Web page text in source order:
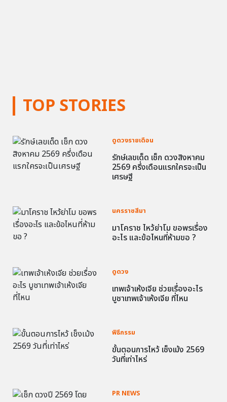
TOP STORIES
ดูดวงรายเดือน
รักษ์เลขเด็ด เช็ก ดวงสิงหาคม
2569 ครึ่งเดือนแรกใครจะเป็น
เศรษฐี
นครราชสีมา
มาโคราช ไหว้ย่าโม ขอพรเรื่อง
อะไร และข้อไหนที่ห้ามขอ ?
ดูดวง
เทพเจ้าเห้งเจีย ช่วยเรื่องอะไร
บูชาเทพเจ้าเห้งเจีย ที่ไหน
พิธีกรรม
ขั้นตอนการไหว้ เช็งเม้ง 2569
วันที่เท่าไหร่
PR NEWS